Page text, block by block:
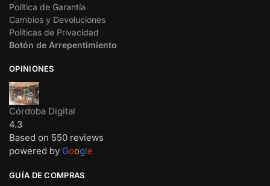
Política de Garantía
Cambios y Devoluciones
Políticas de Privacidad
Botón de Arrepentimiento
OPINIONES
Córdoba Digital
4.3
Based on 550 reviews
powered by Google
GUÍA DE COMPRAS